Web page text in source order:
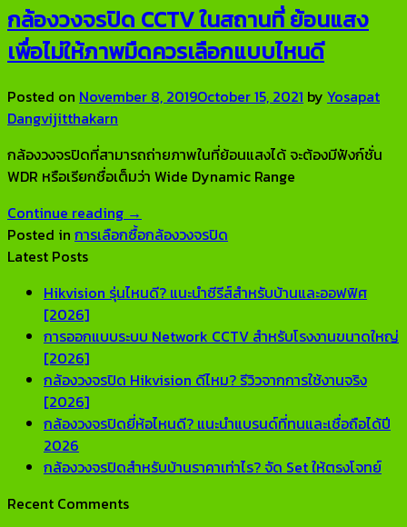
กล้องวงจรปิด CCTV ในสถานที่ ย้อนแสง
เพื่อไม่ให้ภาพมืดควรเลือกแบบไหนดี
Posted on November 8, 2019October 15, 2021 by Yosapat
Dangvijitthakarn
กล้องวงจรปิดที่สามารถถ่ายภาพในที่ย้อนแสงได้ จะต้องมีฟังก์ชั่น
WDR หรือเรียกชื่อเต็มว่า Wide Dynamic Range
Continue reading →
Posted in การเลือกซื้อกล้องวงจรปิด
Latest Posts
Hikvision รุ่นไหนดี? แนะนำซีรีส์สำหรับบ้านและออฟฟิศ
[2026]No
Comments
on
Hikvision
รุ่น
ไหน
แนะนำ
รีส์
การออกแบบระบบ Network CCTV สำหรับโรงงานขนาดใหญ่
[2026]No
Comments
on
การ
ระบบ
CCTV
กล้องวงจรปิด Hikvision ดีไหม? รีวิวจากการใช้งานจริง
[2026]No
Comments
กล้อง
Hikvision
กล้องวงจรปิดยี่ห้อไหนดี? แนะนำแบรนด์ที่ทนและเชื่อถือได้ปี
2026
Comments
กล้อง
กล้องวงจรปิดสำหรับบ้านราคาเท่าไร? จัด Set ให้ตรงโจทย์No
Recent Comments